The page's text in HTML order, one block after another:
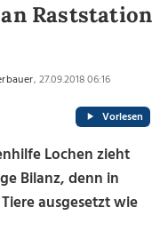
Raststation
, 27.09.2018 06:16
Vorlesen
Lochen zieht
Bilanz, denn in
ausgesetzt wie